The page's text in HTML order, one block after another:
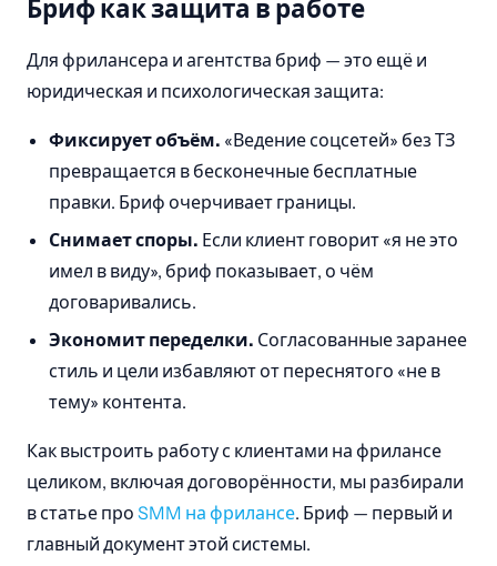
Бриф как защита в работе
Для фрилансера и агентства бриф — это ещё и
юридическая и психологическая защита:
Фиксирует объём. «Ведение соцсетей» без ТЗ
превращается в бесконечные бесплатные
правки. Бриф очерчивает границы.
Снимает споры. Если клиент говорит «я не это
имел в виду», бриф показывает, о чём
договаривались.
Экономит переделки. Согласованные заранее
стиль и цели избавляют от переснятого «не в
тему» контента.
Как выстроить работу с клиентами на фрилансе
целиком, включая договорённости, мы разбирали
в статье про SMM на фрилансе. Бриф — первый и
главный документ этой системы.